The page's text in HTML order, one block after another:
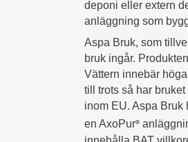
deponi eller extern
anläggning som
Aspa Bruk, som
bruk ingår.
Vättern innebär
till trots så har
inom EU. Aspa Bruk
en AxoPur®